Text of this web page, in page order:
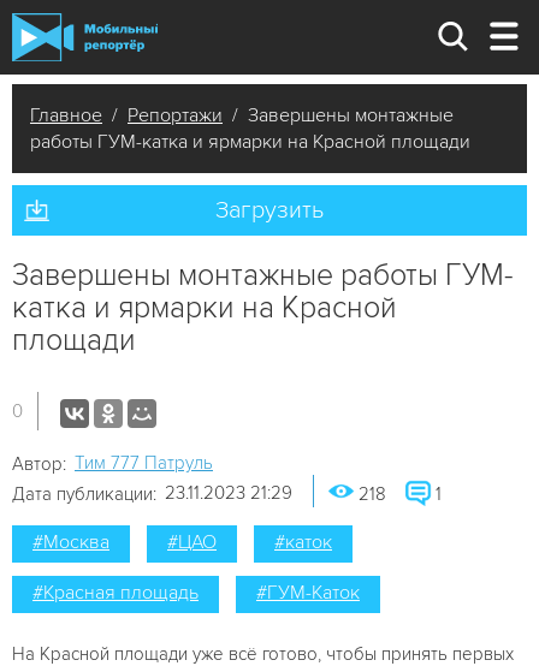
Главное / Репортажи / Завершены монтажные
работы ГУМ-катка и ярмарки на Красной площади
Загрузить
Завершены монтажные работы ГУМ-
катка и ярмарки на Красной
площади
0
Автор: Tим 777 Патруль
Дата публикации: 23.11.2023 21:29 218 1
#Москва #ЦАО #каток
#Красная площадь #ГУМ-Каток
На Красной площади уже всё готово, чтобы принять первых